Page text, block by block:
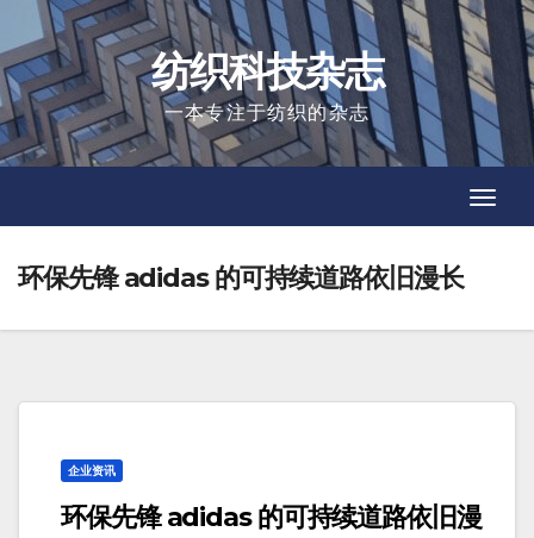
to
content
纺织科技杂志
一本专注于纺织的杂志
环保先锋 adidas 的可持续道路依旧漫长
企业资讯
环保先锋 adidas 的可持续道路依旧漫